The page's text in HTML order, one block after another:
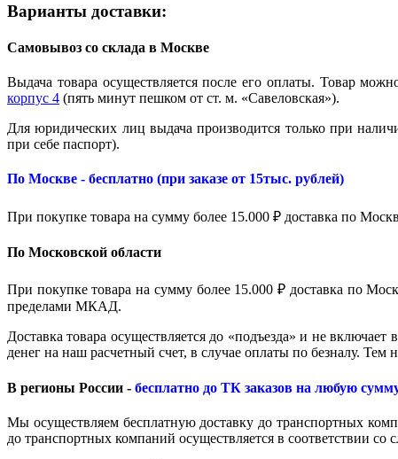
Варианты доставки:
Самовывоз со склада в Москве
Выдача товара осуществляется после его оплаты. Товар
корпус 4 (пять минут пешком от ст. м. «Савеловская»).
Для юридических лиц выдача производится только при
при себе паспорт).
По Москве - бесплатно (при заказе от 15тыс. рублей)
При покупке товара на сумму более 15.000 ₽ доставка по
По Московской области
При покупке товара на сумму более 15.000 ₽ доставка по
пределами МКАД.
Доставка товара осуществляется до «подъезда» и не
денег на наш расчетный счет, в случае оплаты по безналу.
В регионы России - бесплатно до ТК заказов на любую
Мы осуществляем бесплатную доставку до транспортных
до транспортных компаний осуществляется в соответствии